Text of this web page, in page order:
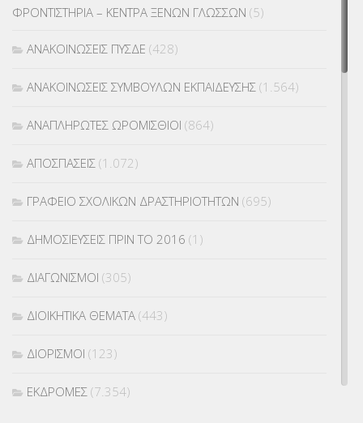
ΦΡΟΝΤΙΣΤΗΡΙΑ – ΚΕΝΤΡΑ ΞΕΝΩΝ ΓΛΩΣΣΩΝ (5)
ΑΝΑΚΟΙΝΩΣΕΙΣ ΠΥΣΔΕ (428)
ΑΝΑΚΟΙΝΩΣΕΙΣ ΣΥΜΒΟΥΛΩΝ ΕΚΠΑΙΔΕΥΣΗΣ (1.564)
ΑΝΑΠΛΗΡΩΤΕΣ ΩΡΟΜΙΣΘΙΟΙ (864)
ΑΠΟΣΠΑΣΕΙΣ (1.072)
ΓΡΑΦΕΙΟ ΣΧΟΛΙΚΩΝ ΔΡΑΣΤΗΡΙΟΤΗΤΩΝ (695)
ΔΗΜΟΣΙΕΥΣΕΙΣ ΠΡΙΝ ΤΟ 2016 (1)
ΔΙΑΓΩΝΙΣΜΟΙ (305)
ΔΙΟΙΚΗΤΙΚΑ ΘΕΜΑΤΑ (443)
ΔΙΟΡΙΣΜΟΙ (123)
ΕΚΔΡΟΜΕΣ (7.354)